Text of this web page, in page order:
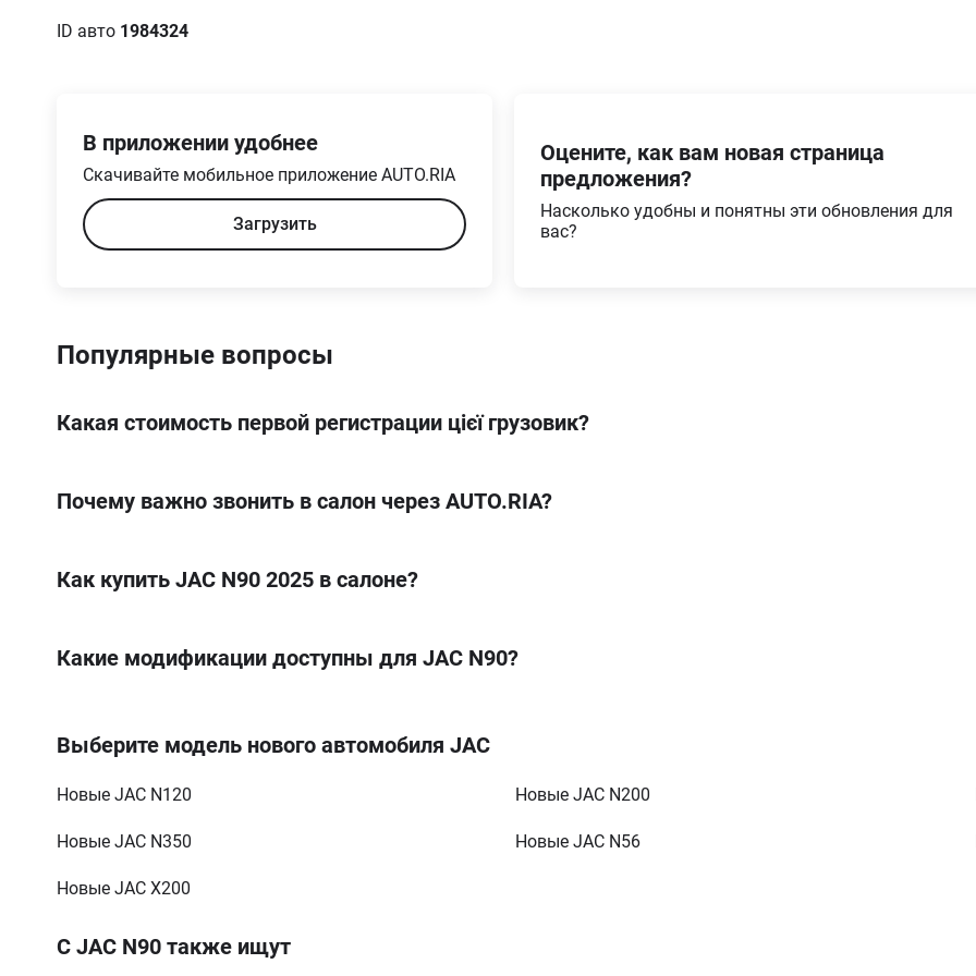
ID авто 1984324
В приложении удобнее
Скачивайте мобильное приложение AUTO.RIA
Загрузить
Оцените, как вам новая страница
предложения?
Насколько удобны и понятны эти обновления для
вас?
Популярные вопросы
Какая стоимость первой регистрации цієї грузовик?
Почему важно звонить в салон через AUTO.RIA?
Как купить JAC N90 2025 в салоне?
Какие модификации доступны для JAC N90?
3.8D MT (146 к.с.)
3,8D MT (152 к.с.) АГП-18
от 4 199 000 грн
Выберите модель нового автомобиля JAC
Новые JAC N120 Новые JAC N200
Новые JAC N350 Новые JAC N56
Новые JAC X200
С JAC N90 также ищут